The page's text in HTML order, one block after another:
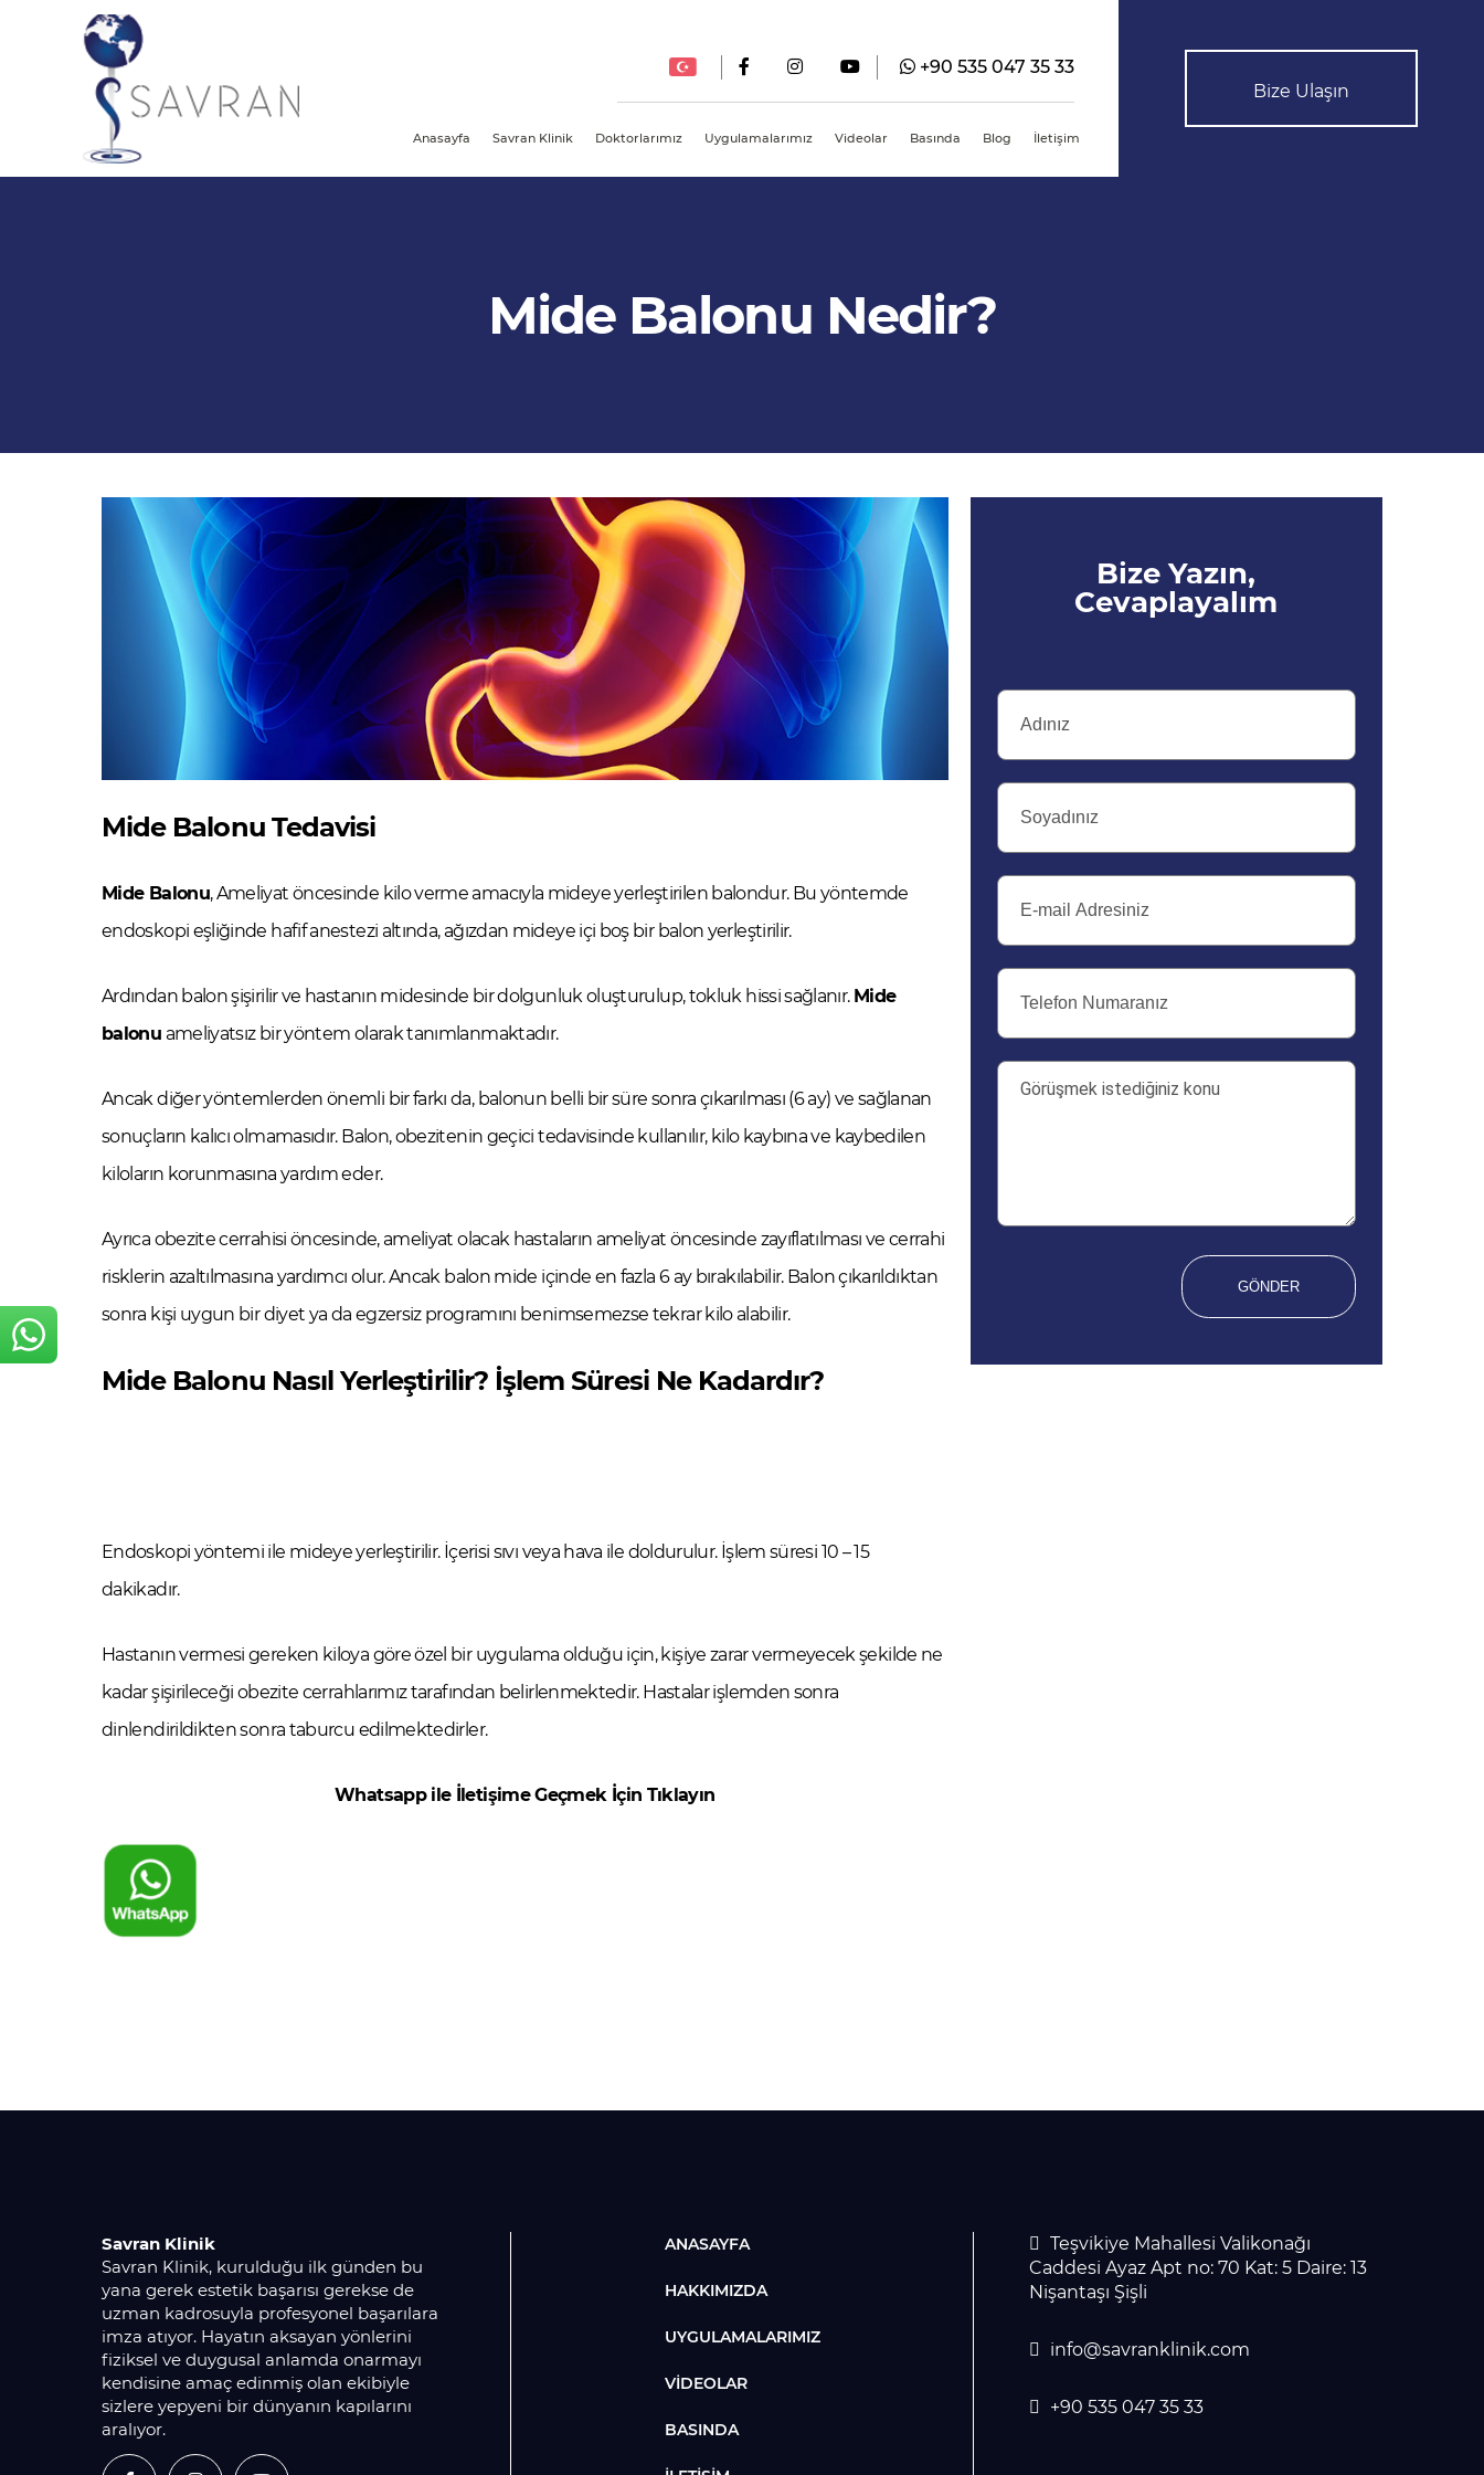
Türkçe
English
عربى
+90 535 047 35 33
Anasayfa Savran Klinik Doktorlarımız Uygulamalarımız Videolar Basında Blog İletişim
Bize Ulaşın
Mide Balonu Nedir?
Mide Balonu Tedavisi
Mide Balonu, Ameliyat öncesinde kilo verme amacıyla mideye yerleştirilen balondur. Bu yöntemde
endoskopi eşliğinde hafif anestezi altında, ağızdan mideye içi boş bir balon yerleştirilir.
Ardından balon şişirilir ve hastanın midesinde bir dolgunluk oluşturulup, tokluk hissi sağlanır. Mide
balonu ameliyatsız bir yöntem olarak tanımlanmaktadır.
Ancak diğer yöntemlerden önemli bir farkı da, balonun belli bir süre sonra çıkarılması (6 ay) ve sağlanan
sonuçların kalıcı olmamasıdır. Balon, obezitenin geçici tedavisinde kullanılır, kilo kaybına ve kaybedilen
kiloların korunmasına yardım eder.
Ayrıca obezite cerrahisi öncesinde, ameliyat olacak hastaların ameliyat öncesinde zayıflatılması ve cerrahi
risklerin azaltılmasına yardımcı olur. Ancak balon mide içinde en fazla 6 ay bırakılabilir. Balon çıkarıldıktan
sonra kişi uygun bir diyet ya da egzersiz programını benimsemezse tekrar kilo alabilir.
Mide Balonu Nasıl Yerleştirilir? İşlem Süresi Ne Kadardır?
Endoskopi yöntemi ile mideye yerleştirilir. İçerisi sıvı veya hava ile doldurulur. İşlem süresi 10 – 15
dakikadır.
Hastanın vermesi gereken kiloya göre özel bir uygulama olduğu için, kişiye zarar vermeyecek şekilde ne
kadar şişirileceği obezite cerrahlarımız tarafından belirlenmektedir. Hastalar işlemden sonra
dinlendirildikten sonra taburcu edilmektedirler.
Whatsapp ile İletişime Geçmek İçin Tıklayın
Bize Yazın,
Cevaplayalım
Savran Klinik
Savran Klinik, kurulduğu ilk günden bu
yana gerek estetik başarısı gerekse de
uzman kadrosuyla profesyonel başarılara
imza atıyor. Hayatın aksayan yönlerini
fiziksel ve duygusal anlamda onarmayı
kendisine amaç edinmiş olan ekibiyle
sizlere yepyeni bir dünyanın kapılarını
aralıyor.
ANASAYFA
HAKKIMIZDA
UYGULAMALARIMIZ
VİDEOLAR
BASINDA
Teşvikiye Mahallesi Valikonağı
Caddesi Ayaz Apt no: 70 Kat: 5 Daire: 13
Nişantaşı Şişli
info@savranklinik.com
+90 535 047 35 33